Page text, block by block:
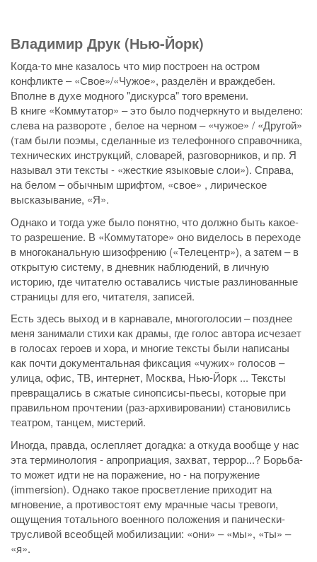
Владимир Друк (Нью-Йорк)
Когда-то мне казалось что мир построен на остром
конфликте – «Свое»/«Чужое», разделён и враждебен.
Вполне в духе модного "дискурса" того времени.
В книге «Коммутатор» – это было подчеркнуто и выделено:
слева на развороте , белое на черном – «чужое» / «Другой»
(там были поэмы, сделанные из телефонного справочника,
технических инструкций, словарей, разговорников, и пр. Я
называл эти тексты - «жесткие языковые слои»). Справа,
на белом – обычным шрифтом, «свое» , лирическое
высказывание, «Я».
Однако и тогда уже было понятно, что должно быть какое-
то разрешение. В «Коммутаторе» оно виделось в переходе
в многоканальную шизофрению («Телецентр»), а затем – в
открытую систему, в дневник наблюдений, в личную
историю, где читателю оставались чистые разлинованные
страницы для его, читателя, записей.
Есть здесь выход и в карнавале, многоголосии – позднее
меня занимали стихи как драмы, где голос автора исчезает
в голосах героев и хора, и многие тексты были написаны
как почти документальная фиксация «чужих» голосов –
улица, офис, ТВ, интернет, Москва, Нью-Йорк ... Тексты
превращались в сжатые синопсисы-пьесы, которые при
правильном прочтении (раз-архивировании) становились
театром, танцем, мистерий.
Иногда, правда, ослепляет догадка: а откуда вообще у нас
эта терминология - апроприация, захват, террор...? Борьба-
то может идти не на поражение, но - на погружение
(immersion). Однако такое просветление приходит на
мгновение, а противостоят ему мрачные часы тревоги,
ощущения тотального военного положения и панически-
трусливой всеобщей мобилизации: «они» – «мы», «ты» –
«я».